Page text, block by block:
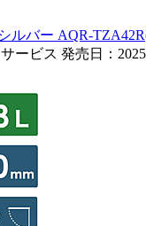
ルバー AQR-
ービス 発売日：